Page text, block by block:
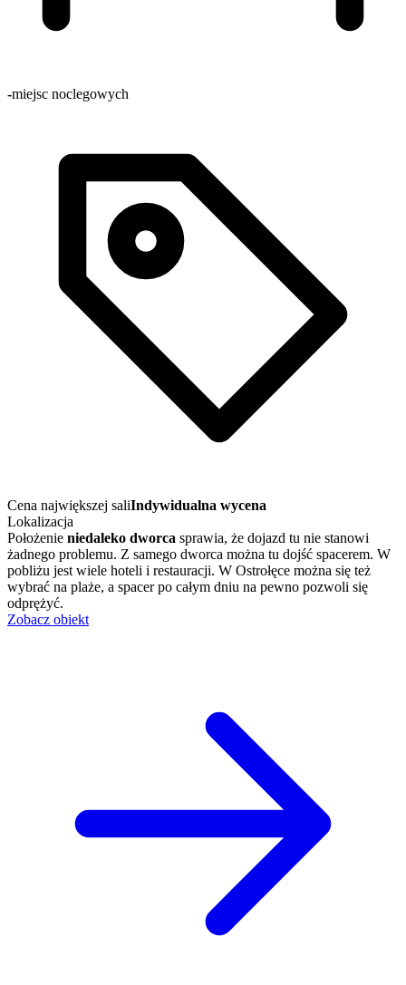
-miejsc noclegowych
Cena największej saliIndywidualna wycena
Lokalizacja
Położenie niedaleko dworca sprawia, że dojazd tu nie stanowi
żadnego problemu. Z samego dworca można tu dojść spacerem. W
pobliżu jest wiele hoteli i restauracji. W Ostrołęce można się też
wybrać na plaże, a spacer po całym dniu na pewno pozwoli się
odprężyć.
Zobacz obiekt